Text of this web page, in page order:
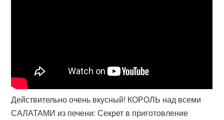
Действительно очень вкусный! КОРОЛЬ над всеми
САЛАТАМИ из печени: Секрет в приготовление